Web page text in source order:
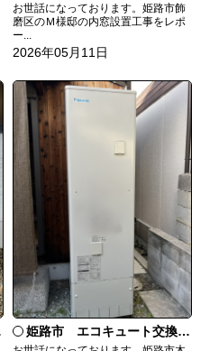
お世話になっております。姫路市飾
磨区のＭ様邸の内窓設置工事をレポ
ー...
2026年05月11日
姫路市 エコキュート交換工事